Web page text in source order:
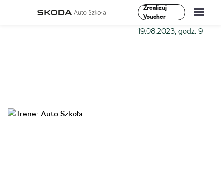
Zrealizuj
Voucher
VIP Safe Driving I Stopień –
19.08.2023, godz. 9